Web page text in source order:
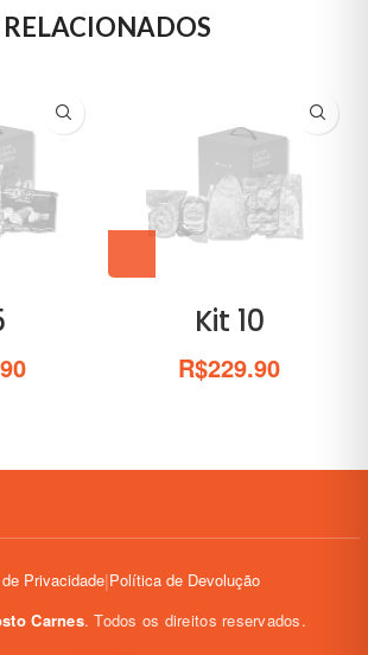
Kit 10
R$229.90
Privacidade|Política de Devolução
Carnes. Todos os direitos reservados.